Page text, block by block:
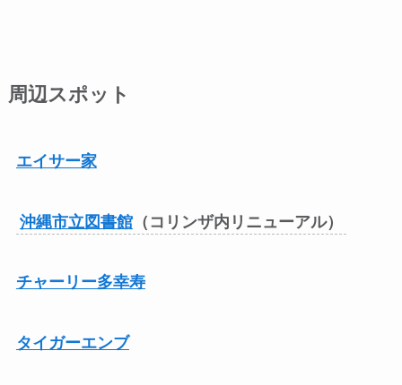
周辺スポット
エイサー家
沖縄市立図書館（コリンザ内リニューアル）
チャーリー多幸寿
タイガーエンブ